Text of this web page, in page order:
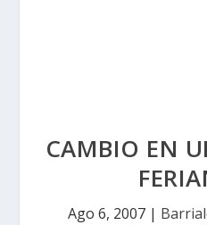
CAMBIO EN
Ago 6, 2007|